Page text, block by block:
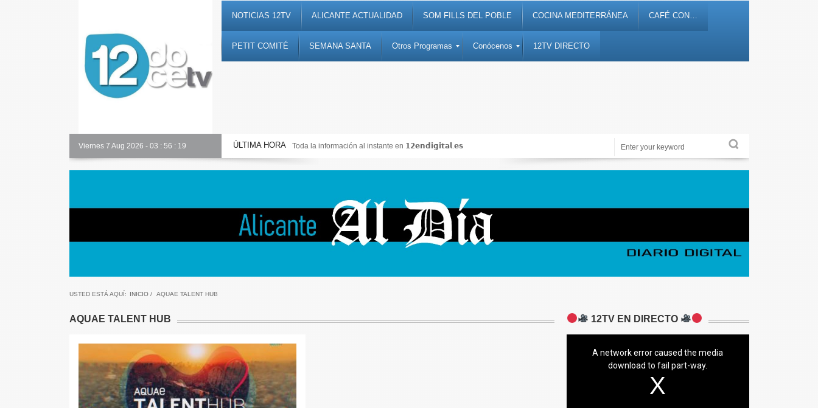
NOTICIAS 12TV ALICANTE ACTUALIDAD SOM FILLS DEL POBLE COCINA MEDITERRÁNEA CAFÉ CON…
PETIT COMITÉ SEMANA SANTA Otros Programas Conócenos 12TV DIRECTO
Viernes 7 Aug 2026 - 03 : 56 : 20 ÚLTIMA HORA
Alicante Actualidad Toda la información al instante en 𝟭𝟮𝗲𝗻𝗱𝗶𝗴𝗶𝘁𝗮𝗹.𝗲𝘀 Noticias, debates, fiestas, cultura, ocio y entretenimiento
USTED ESTÁ AQUÍ: INICIO/ AQUAE TALENT HUB
AQUAE TALENT HUB 12TV EN DIRECTO
A network error caused the media
download to fail part-way.